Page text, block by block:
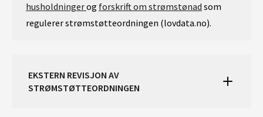
husholdningerog forskrift om strømstønad som
regulerer strømstøtteordningen (lovdata.no).
EKSTERN REVISJON AV
STRØMSTØTTEORDNINGEN